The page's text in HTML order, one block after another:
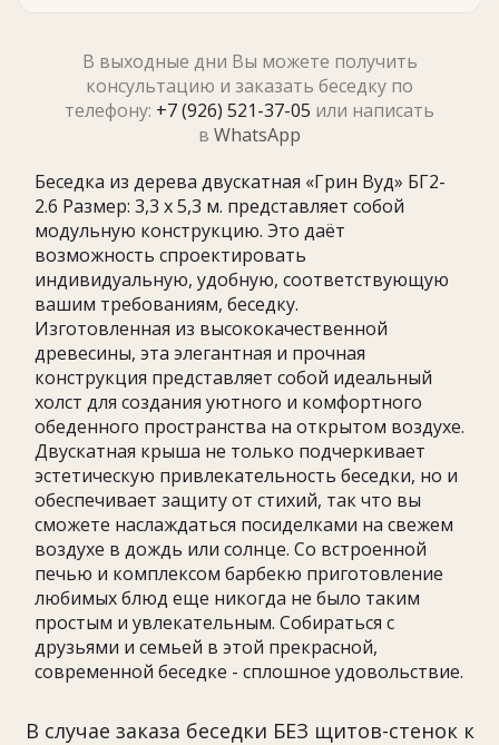
В выходные дни Вы можете получить
консультацию и заказать беседку по
телефону: +7 (926) 521-37-05 или написать
в WhatsApp
Беседка из дерева двускатная «Грин Вуд» БГ2-
2.6 Размер: 3,3 х 5,3 м. представляет собой
модульную конструкцию. Это даёт
возможность спроектировать
индивидуальную, удобную, соответствующую
вашим требованиям, беседку.
Изготовленная из высококачественной
древесины, эта элегантная и прочная
конструкция представляет собой идеальный
холст для создания уютного и комфортного
обеденного пространства на открытом воздухе.
Двускатная крыша не только подчеркивает
эстетическую привлекательность беседки, но и
обеспечивает защиту от стихий, так что вы
сможете наслаждаться посиделками на свежем
воздухе в дождь или солнце. Со встроенной
печью и комплексом барбекю приготовление
любимых блюд еще никогда не было таким
простым и увлекательным. Собираться с
друзьями и семьей в этой прекрасной,
современной беседке - сплошное удовольствие.
В случае заказа беседки БЕЗ щитов-стенок к